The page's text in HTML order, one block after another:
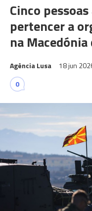
Cinco
pertencer a
na
Agência Lusa 18 jun
0